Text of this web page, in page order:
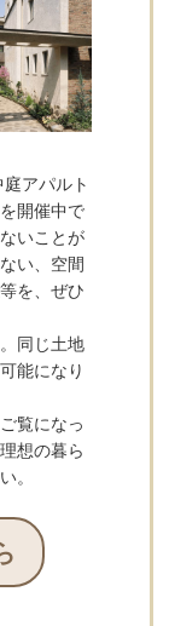
アパルト
開催中で
いことが
い、空間
を、ぜひ
同じ土地
能になり
覧になっ
想の暮ら
。